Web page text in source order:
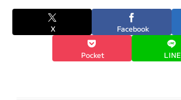
X Facebook
Pocket LINE